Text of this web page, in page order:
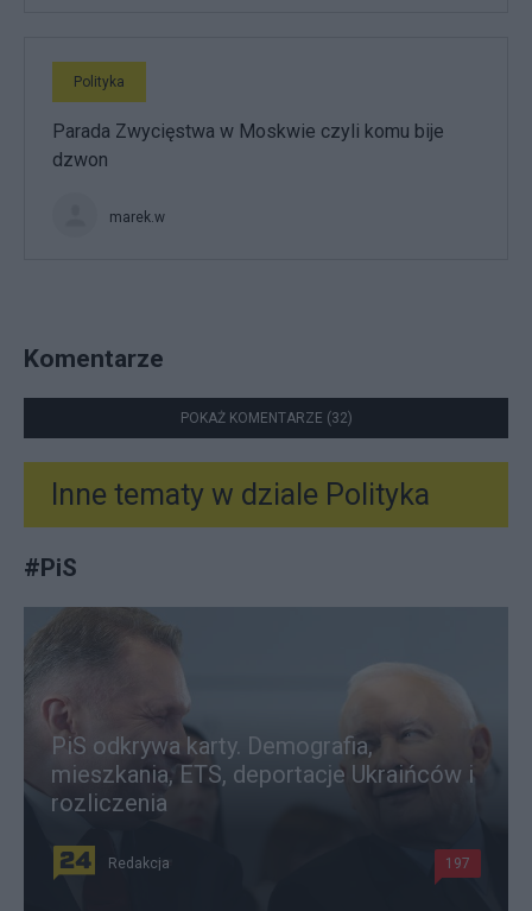
Polityka
Parada Zwycięstwa w Moskwie czyli komu bije
dzwon
marek.w
Komentarze
POKAŻ KOMENTARZE (32)
Inne tematy w dziale Polityka
#PiS
PiS odkrywa karty. Demografia,
mieszkania, ETS, deportacje Ukraińców i
rozliczenia
Redakcja 197